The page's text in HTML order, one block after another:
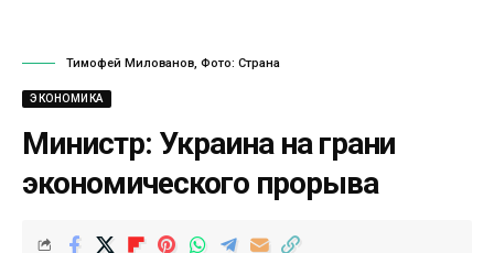
Тимофей Милованов, Фото: Страна
ЭКОНОМИКА
Министр: Украина на грани
экономического прорыва